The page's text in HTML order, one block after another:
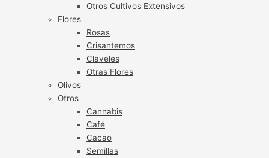
Otros Cultivos Extensivos
Flores
Rosas
Crisantemos
Claveles
Otras Flores
Olivos
Otros
Cannabis
Café
Cacao
Semillas